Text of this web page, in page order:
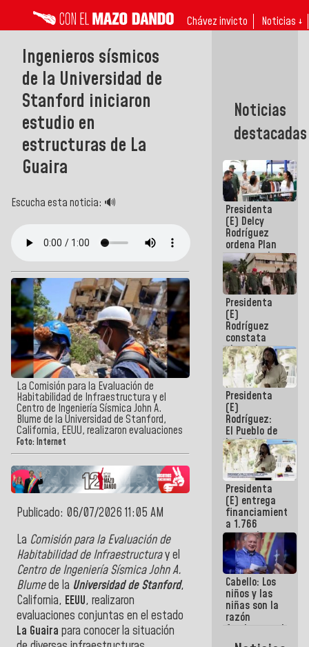
Chávez invicto Noticias ↓
Ingenieros sísmicos
de la Universidad de
Stanford iniciaron
estudio en
estructuras de La
Guaira
Escucha esta noticia: 🔊
La Comisión para la Evaluación de
Habitabilidad de Infraestructura y el
Centro de Ingeniería Sísmica John A.
Blume de la Universidad de Stanford,
California, EEUU, realizaron evaluaciones
Foto: Internet
Publicado: 06/07/2026 11:05 AM
La Comisión para la Evaluación de
Habitabilidad de Infraestructuray el
Centro de Ingeniería Sísmica John A.
Blumede la Universidad de Stanford,
California, EEUU, realizaron
evaluaciones conjuntas en el estado
La Guaira para conocer la situación
Noticias
destacadas
Presidenta
(E) Delcy
Rodríguez
ordena Plan
maestro de
desarrollo
logístico y
turístico
para La
Guaira
Presidenta
(E)
Rodríguez
constata
obras de
rehabilitación
de Escuela
Militar de
Mamo en La
Guaira
Presidenta
(E)
Rodríguez:
El Pueblo de
La Guaira
siempre
estará
acompañada
por el
Gobierno
Nacional
Presidenta
(E) entrega
financiamientos
a 1.766
comerciantes
y
emprendedores
afectados
por
terremotos
Cabello: Los
niños y las
niñas son la
razón
fundamental
de todo lo